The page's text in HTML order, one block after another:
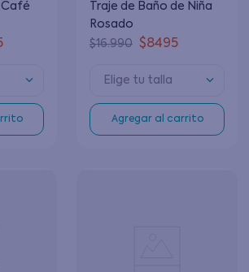
Café
Traje de Baño de Niña
Rosado
$16.990 $8495
Elige tu talla
Agregar al carrito